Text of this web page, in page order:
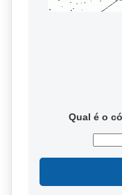
Qual é o